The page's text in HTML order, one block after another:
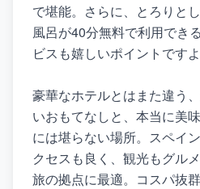
で堪能。さらに、とろりと
風呂が40分無料で利用でき
ビスも嬉しいポイントですよ
豪華なホテルとはまた違う
いおもてなしと、本当に美
には堪らない場所。スペイ
クセスも良く、観光もグル
旅の拠点に最適。コスパ抜